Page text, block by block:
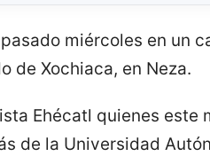
miércoles en un
de Xochiaca, en Neza.
Ehécatl quienes
de la Universidad